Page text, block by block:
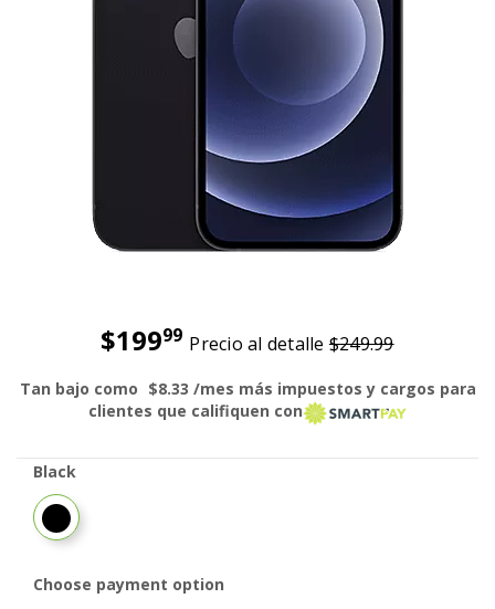
$19999 Precio al detalle$249.99
Antes el precio era 249 dollars and 99 cents Ahora el
Tan bajo como $8.33 /mes más impuestos y cargos para
clientes que califiquen con
smart pay
Black
Black
Choose payment option